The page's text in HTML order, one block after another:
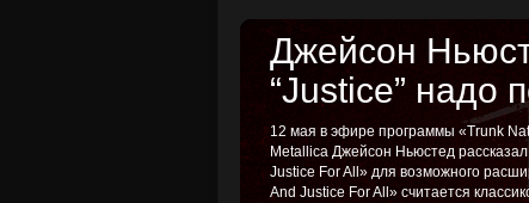
Джейсон
“Justice” надо
12 мая в эфире программы «Trunk
Metallica Джейсон Ньюстед
Justice For All» для возможного
And Justice For All» считается